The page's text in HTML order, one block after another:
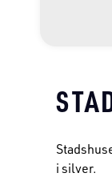
i silver.